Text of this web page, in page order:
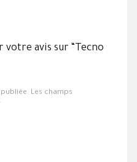
votre avis sur “Tecno
Les champs